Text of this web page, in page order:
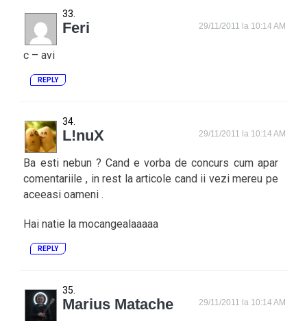
Feri 29/11/2011 la 10:14 AM
c – avi
REPLY
L!nuX 29/11/2011 la 10:14 AM
Ba esti nebun ? Cand e vorba de concurs cum apar
comentariile , in rest la articole cand ii vezi mereu pe
aceeasi oameni .
Hai natie la mocangealaaaaa
REPLY
Marius Matache 29/11/2011 la 10:14 AM